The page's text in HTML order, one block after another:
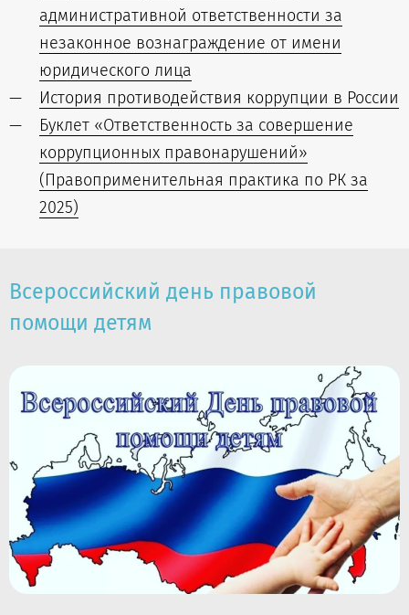
административной ответственности за
незаконное вознаграждение от имени
юридического лица
История противодействия коррупции в России
Буклет «Ответственность за совершение
коррупционных правонарушений»
(Правоприменительная практика по РК за
2025)
Всероссийский день правовой
помощи детям